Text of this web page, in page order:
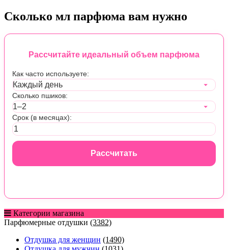
Сколько мл парфюма вам нужно
Рассчитайте идеальный объем парфюма
Как часто используете:
Сколько пшиков:
Срок (в месяцах):
Рассчитать
Категории магазина
Парфюмерные отдушки (3382)
Отдушка для женщин (1490)